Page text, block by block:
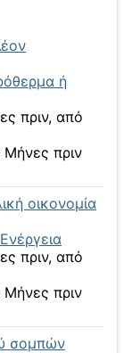
ή
πριν, από
Μήνες πριν
οικονομία
πριν, από
Μήνες πριν
σομπών